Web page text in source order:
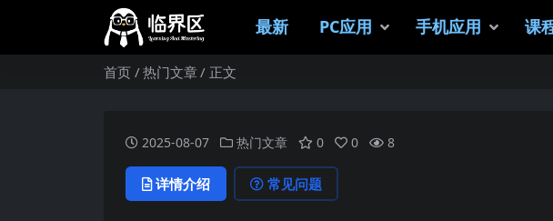
最新 PC应用 手机应用 课
首页 热门文章 正文
2025-08-07 热门文章 0 0 8
详情介绍 常见问题